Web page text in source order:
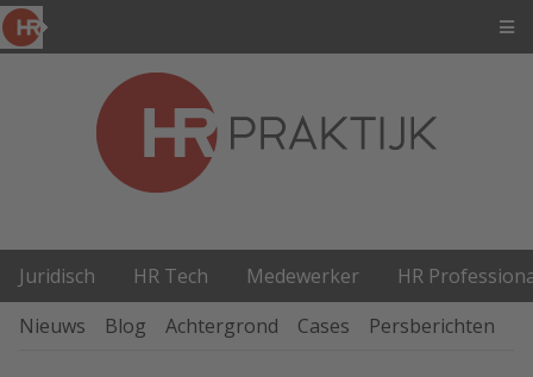
Juridisch HR Tech Medewerker
HR
Nieuws
Blog Achtergrond Cases Persberichten